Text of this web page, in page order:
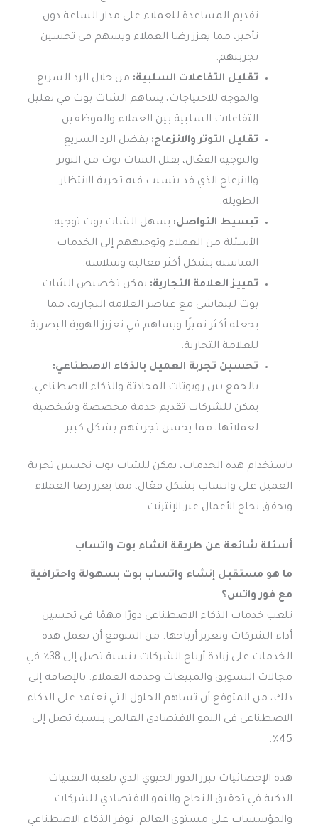
تقديم المساعدة للعملاء على مدار الساعة دون
تأخير، مما يعزز رضا العملاء ويسهم في تحسين
تجربتهم.
تقليل التفاعلات السلبية: من خلال الرد السريع
والموجه للاحتياجات، يساهم الشات بوت في تقليل
التفاعلات السلبية بين العملاء والموظفين.
تقليل التوتر والانزعاج: بفضل الرد السريع
والتوجيه الفعّال، يقلل الشات بوت من التوتر
والانزعاج الذي قد يتسبب فيه تجربة الانتظار
الطويلة.
تبسيط التواصل: يسهل الشات بوت توجيه
الأسئلة من العملاء وتوجيههم إلى الخدمات
المناسبة بشكل أكثر فعالية وسلاسة.
تمييز العلامة التجارية: يمكن تخصيص الشات
بوت ليتماشى مع عناصر العلامة التجارية، مما
يجعله أكثر تميزًا ويساهم في تعزيز الهوية البصرية
للعلامة التجارية.
تحسين تجربة العميل بالذكاء الاصطناعي:
بالجمع بين روبوتات المحادثة والذكاء الاصطناعي،
يمكن للشركات تقديم خدمة مخصصة وشخصية
لعملائها، مما يحسن تجربتهم بشكل كبير.
باستخدام هذه الخدمات، يمكن للشات بوت تحسين تجربة
العميل على واتساب بشكل فعّال، مما يعزز رضا العملاء
ويحقق نجاح الأعمال عبر الإنترنت.
أسئلة شائعة عن طريقة انشاء بوت واتساب
ما هو مستقبل إنشاء واتساب بوت بسهولة واحترافية
مع فور واتس؟
تلعب خدمات الذكاء الاصطناعي دورًا مهمًا في تحسين
أداء الشركات وتعزيز أرباحها. من المتوقع أن تعمل هذه
الخدمات على زيادة أرباح الشركات بنسبة تصل إلى 38٪ في
مجالات التسويق والمبيعات وخدمة العملاء. بالإضافة إلى
ذلك، من المتوقع أن تساهم الحلول التي تعتمد على الذكاء
الاصطناعي في النمو الاقتصادي العالمي بنسبة تصل إلى
45٪.
هذه الإحصائيات تبرز الدور الحيوي الذي تلعبه التقنيات
الذكية في تحقيق النجاح والنمو الاقتصادي للشركات
والمؤسسات على مستوى العالم. توفر الذكاء الاصطناعي